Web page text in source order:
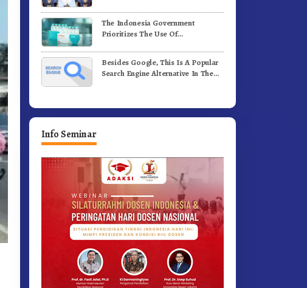
Standards
The Indonesia Government
Prioritizes The Use Of
Vaccines
Besides Google, This Is A Popular
Search Engine Alternative In The
Info Seminar